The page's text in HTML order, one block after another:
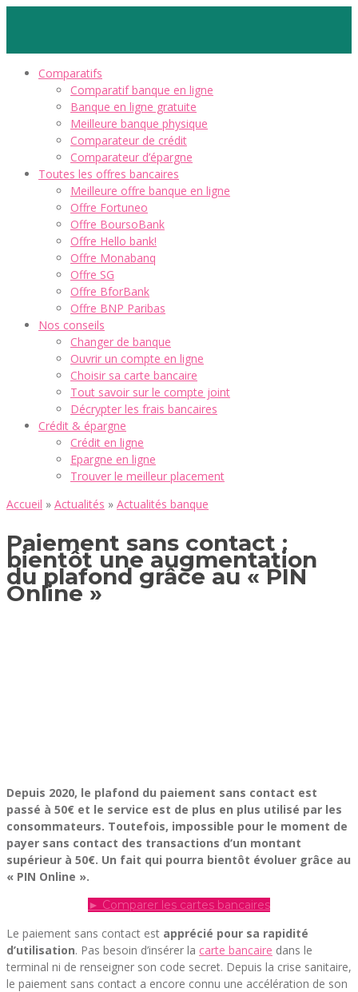
Comparatifs
Comparatif banque en ligne
Banque en ligne gratuite
Meilleure banque physique
Comparateur de crédit
Comparateur d’épargne
Toutes les offres bancaires
Meilleure offre banque en ligne
Offre Fortuneo
Offre BoursoBank
Offre Hello bank!
Offre Monabanq
Offre SG
Offre BforBank
Offre BNP Paribas
Nos conseils
Changer de banque
Ouvrir un compte en ligne
Choisir sa carte bancaire
Tout savoir sur le compte joint
Décrypter les frais bancaires
Crédit & épargne
Crédit en ligne
Epargne en ligne
Trouver le meilleur placement
Accueil » Actualités » Actualités banque
Paiement sans contact :
bientôt une augmentation
du plafond grâce au « PIN
Online »
Depuis 2020, le plafond du paiement sans contact est
passé à 50€ et le service est de plus en plus utilisé par les
consommateurs. Toutefois, impossible pour le moment de
payer sans contact des transactions d’un montant
supérieur à 50€. Un fait qui pourra bientôt évoluer grâce au
« PIN Online ».
► Comparer les cartes bancaires
Le paiement sans contact est apprécié pour sa rapidité
d’utilisation. Pas besoin d’insérer la carte bancaire dans le
terminal ni de renseigner son code secret. Depuis la crise sanitaire,
le paiement sans contact a encore connu une accélération de son